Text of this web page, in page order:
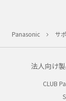
Panasonic サ
法人向け
CLUB